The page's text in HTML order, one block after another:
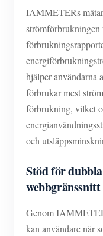
IAMMETERs
strömförbrukningen
hjälper användarna
förbrukar mest
förbrukning, vilket
och
Stöd för
webbgränssnitt
Genom
kan användare när